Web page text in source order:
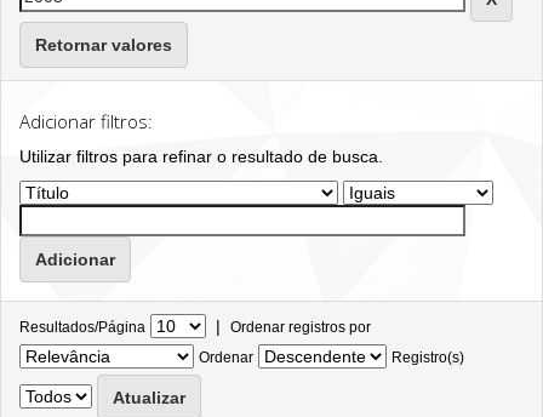
Retornar valores
Adicionar filtros:
Utilizar filtros para refinar o resultado de busca.
Resultados/Página | Ordenar registros por
Ordenar
Registro(s)